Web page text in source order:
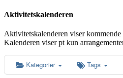
Aktivitetskalenderen
Aktivitetskalenderen viser kommende
Kalenderen viser pt kun
Kategorier Tags